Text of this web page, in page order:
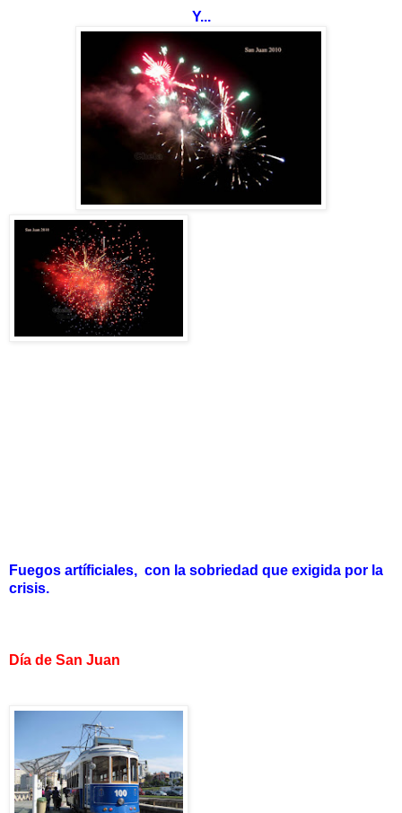
Y...
Fuegos artíficiales, con la sobriedad que exigida por la
crisis.
Día de San Juan